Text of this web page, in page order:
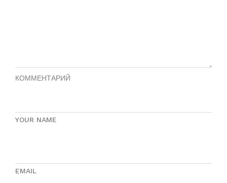
КОММЕНТАРИЙ
YOUR NAME
EMAIL